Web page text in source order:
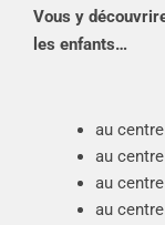
Vous y
les enfants…
au centre
au centre
au centre
au centre